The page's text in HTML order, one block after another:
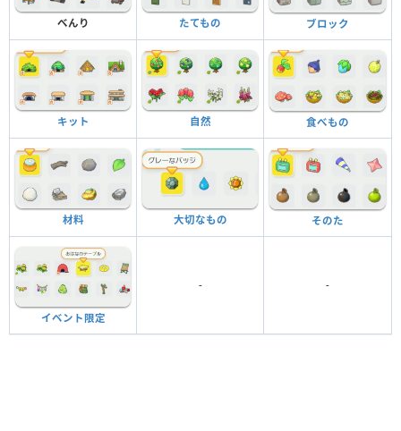
べんり たてもの ブロック
キット 自然 食べもの
材料 大切なもの そのた
イベント限定
- -